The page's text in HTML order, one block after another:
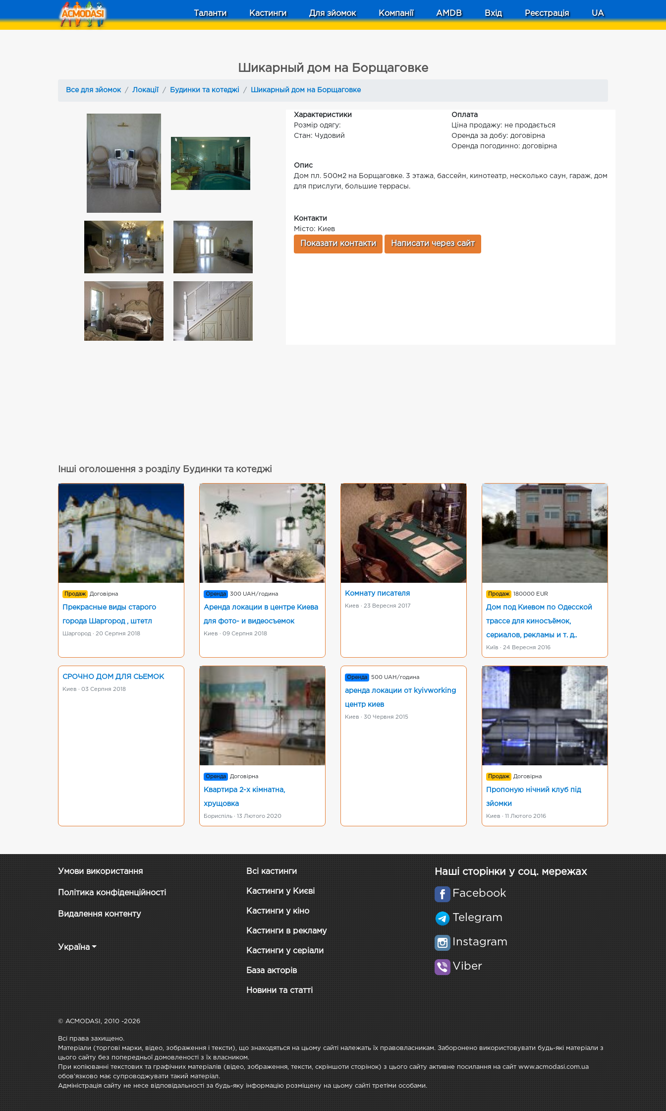
Таланти Кастинги Для зйомок Компанії AMDB Вхід Реєстрація UA
Шикарный дом на Борщаговке
Все для зйомок Локації Будинки та котеджі Шикарный дом на Борщаговке
Характеристики
Розмір одягу:
Стан: Чудовий
Оплата
Ціна продажу: не продається
Оренда за добу: договірна
Оренда погодинно: договірна
Опис
Дом пл. 500м2 на Борщаговке. 3 этажа, бассейн, кинотеатр, несколько саун, гараж, дом
для прислуги, большие террасы.
Контакти
Місто: Киев
Показати контакти Написати через сайт
Інші оголошення з розділу Будинки та котеджі
Продаж Договірна
Прекрасные виды старого
города Шаргород , штетл
Шаргород · 20 Серпня 2018
Оренда 300 UAH/година
Аренда локации в центре Киева
для фото- и видеосъемок
Киев · 09 Серпня 2018
Комнату писателя
Киев · 23 Вересня 2017
Продаж 180000 EUR
Дом под Киевом по Одесской
трассе для киносъёмок,
сериалов, рекламы и т. д..
Київ · 24 Вересня 2016
СРОЧНО ДОМ ДЛЯ СЬЕМОК
Киев · 03 Серпня 2018
Оренда Договірна
Квартира 2-х кімнатна,
хрущовка
Бориспіль · 13 Лютого 2020
Оренда 500 UAH/година
аренда локации от kyivworking
центр киев
Киев · 30 Червня 2015
Продаж Договірна
Пропоную нічний клуб під
зйомки
Киев · 11 Лютого 2016
Умови використання
Політика конфіденційності
Видалення контенту
Україна
Всі кастинги
Кастинги у Києві
Кастинги у кіно
Кастинги в рекламу
Кастинги у серіали
База акторів
Новини та статті
Наші сторінки у соц. мережах
Facebook
Telegram
Instagram
Viber
© ACMODASI, 2010 -2026
Всі права захищено.
Матеріали (торгові марки, відео, зображення і тексти), що знаходяться на цьому сайті належать їх правовласникам. Заборонено використовувати будь-які матеріали з
цього сайту без попередньої домовленості з їх власником.
При копіюванні текстових та графічних матеріалів (відео, зображення, тексти, скріншоти сторінок) з цього сайту активне посилання на сайт www.acmodasi.com.ua
обов'язково має супроводжувати такий матеріал.
Адміністрація сайту не несе відповідальності за будь-яку інформацію розміщену на цьому сайті третіми особами.